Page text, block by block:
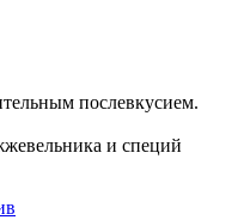
послевкусием.
и специй